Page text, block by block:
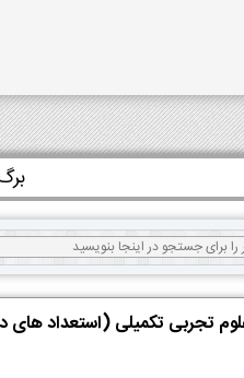
تجربی تکمیلی (استعداد